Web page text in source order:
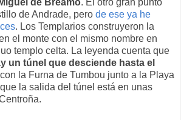
de Andrade, pero de ese ya he
. Los Templarios construyeron la
el monte con el mismo nombre en
templo celta. La leyenda cuenta que
un túnel que desciende hasta el
la Furna de Tumbou junto a la Playa
la salida del túnel está en unas